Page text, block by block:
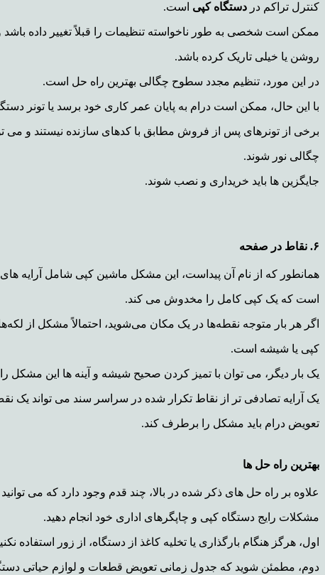
کنترل تراکم در دستگاه کپی است.
ممکن است شخصی به طور ناخواسته تنظیمات را قبلاً تغییر داده باشد
روشن یا خیلی تاریک کرده باشد.
در این مورد، تنظیم مجدد سطوح چگالی بهترین راه حل است.
با این حال، ممکن است درام به پایان عمر کاری خود برسد یا تونر
برخی از تونرهای پس از فروش مطابق با کدهای سازنده نیستند و می
چگالی نور شوند.
جایگزین ها باید خریداری و نصب شوند.
۶. نقاط در صفحه
همانطور که از نام آن پیداست، این مشکل ماشین کپی شامل آرایه
است که یک کپی کامل را مخدوش می کند.
اگر هر بار متوجه نقطه‌ها در یک مکان می‌شوید، احتمالاً مشکل از لکه‌ها
کپی یا شیشه است.
یک بار دیگر، می توان با تمیز کردن صحیح شیشه و آینه ها این مشکل
یک آرایه تصادفی تر از نقاط تکرار شده در سراسر سند می تواند یک
تعویض درام باید مشکل را برطرف کند.
بهترین راه حل ها
علاوه بر راه حل های ذکر شده در بالا، چند قدم وجود دارد که می
مشکلات رایج دستگاه کپی و چاپگرهای اداری خود انجام دهید.
اول، هرگز هنگام بارگذاری یا تخلیه کاغذ از دستگاه، از زور استفاده
دوم، مطمئن شوید که جدول زمانی تعویض قطعات و لوازم حیاتی